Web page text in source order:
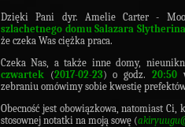
Dzięki Pani dyr. Amelie Carter -
szlachetnego domu Salazara Slytherina
że czeka Was ciężka praca.
Czeka Nas, a także inne domy,
czwartek (2017-02-23) o godz. 20:50
zebraniu omówimy sobie kwestię
Obecność jest obowiązkowa, natomiast
stosownej notatki na moją sowę (